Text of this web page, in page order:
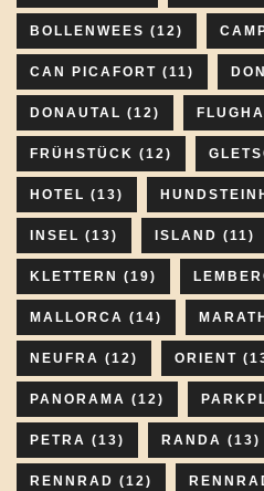
BOLLENWEES (12)
CAN PICAFORT (11)
DONAUTAL (12)
FRÜHSTÜCK (12)
HOTEL (13)
INSEL (13) ISLAND (11)
KLETTERN (19)
MALLORCA (14)
NEUFRA (12) ORIENT
PANORAMA (12)
PETRA (13) RANDA (13)
RENNRAD (12)